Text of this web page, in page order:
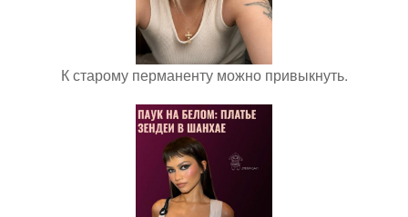
К старому перманенту можно привыкнуть.